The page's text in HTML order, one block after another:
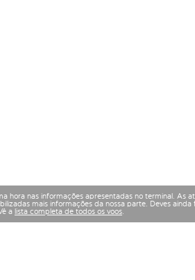
hora nas informações apresentadas no terminal. As
mais informações da nossa parte. Deves
a lista completa de todos os voos.